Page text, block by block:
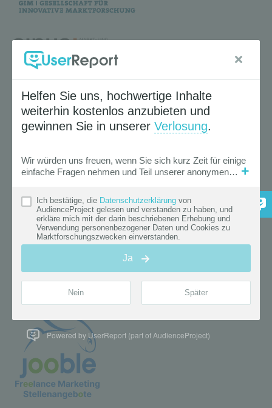
Powered by UserReport (part of AudienceProject)